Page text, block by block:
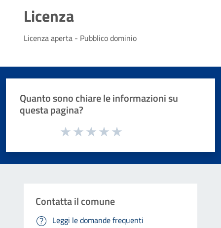
Licenza
Licenza aperta - Pubblico dominio
Quanto sono chiare le informazioni su
questa pagina?
Valuta da 1 a 5 stelle la pagina
Contatta il comune
Leggi le domande frequenti